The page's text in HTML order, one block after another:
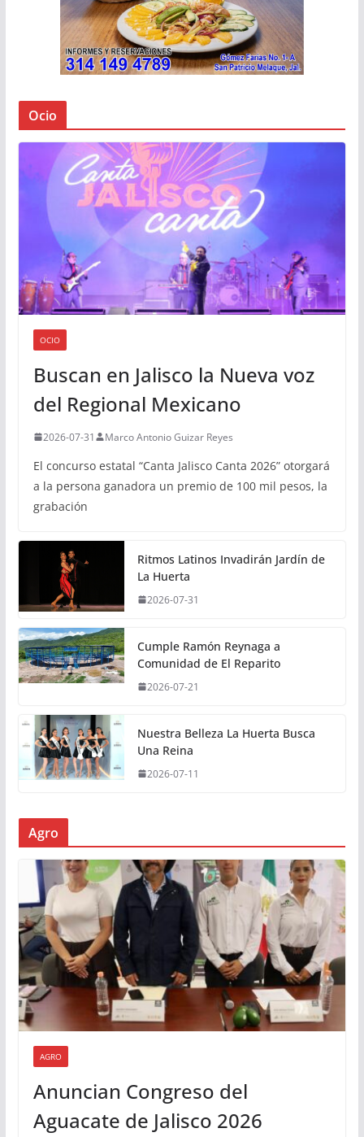
Ocio
OCIO
Buscan en Jalisco la Nueva voz
del Regional Mexicano
2026-07-31 Marco Antonio Guizar Reyes
El concurso estatal “Canta Jalisco Canta 2026” otorgará
a la persona ganadora un premio de 100 mil pesos, la
grabación
Ritmos Latinos Invadirán Jardín de
La Huerta
2026-07-31
Cumple Ramón Reynaga a
Comunidad de El Reparito
2026-07-21
Nuestra Belleza La Huerta Busca
Una Reina
2026-07-11
Agro
AGRO
Anuncian Congreso del
Aguacate de Jalisco 2026